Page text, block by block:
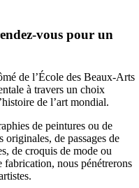
vous pour un
de l’École des Beaux-Arts
à travers un choix
de l’art mondial.
de peintures ou de
originales, de passages de
de croquis de mode ou
fabrication, nous pénétrerons